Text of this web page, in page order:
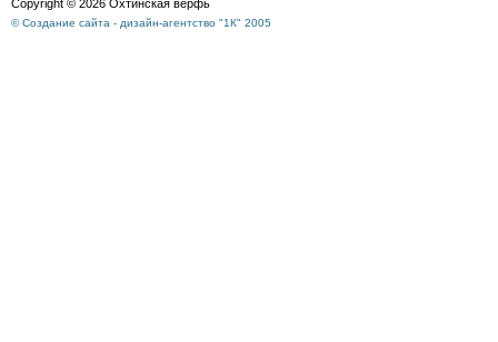
Copyright © 2026 Охтинская верфь
© Создание сайта - дизайн-агентство "1К" 2005